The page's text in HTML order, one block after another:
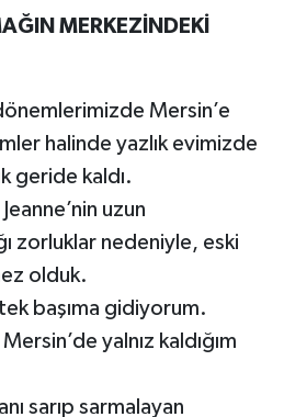
MERKEZİNDEKİ
Mersin’e
halinde yazlık evimizde
geride kaldı.
uzun
zorluklar nedeniyle, eski
olduk.
başıma gidiyorum.
yalnız kaldığım
sarıp sarmalayan